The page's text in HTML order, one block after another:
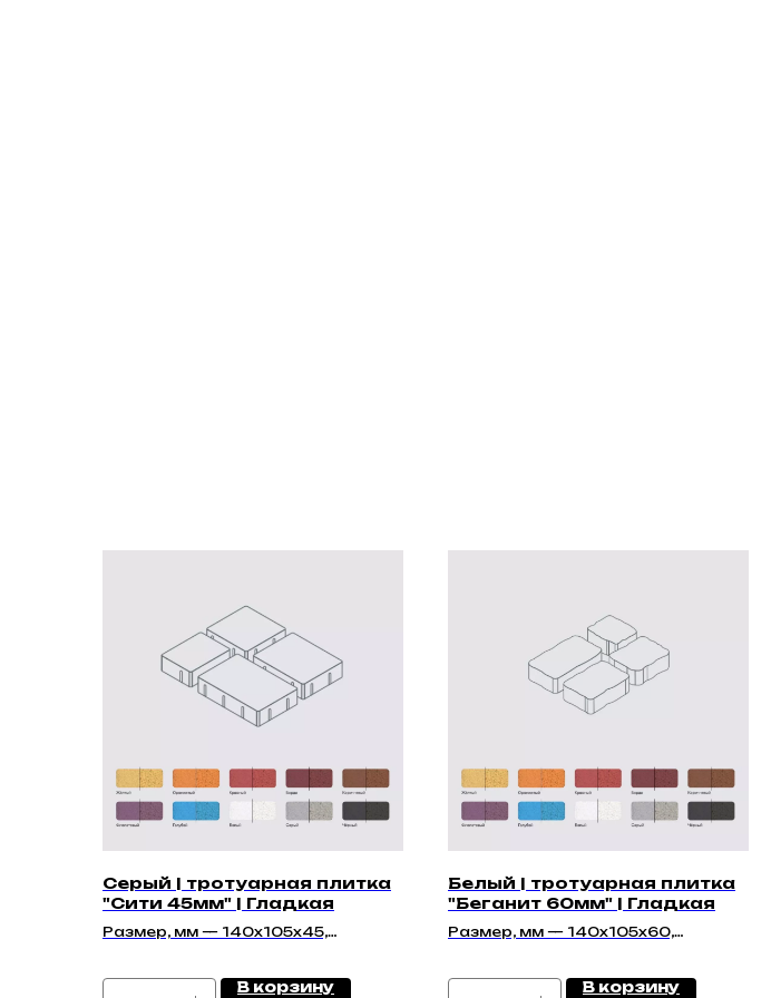
Серый | тротуарная плитка
"Сити 45мм" | Гладкая
Размер, мм — 140х105х45,
В корзину
Белый | тротуарная плитка
"Беганит 60мм" | Гладкая
Размер, мм — 140х105х60,
В корзину